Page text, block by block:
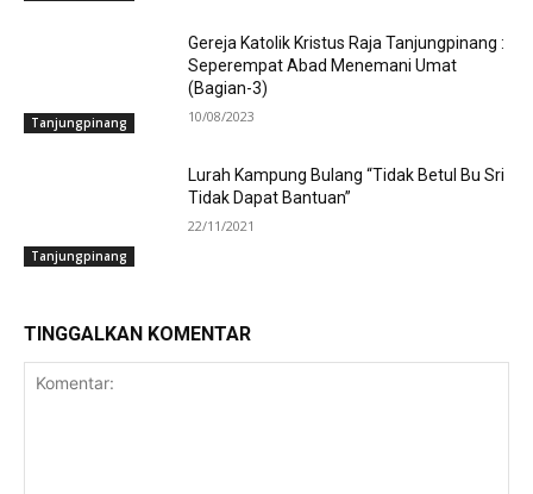
Tanjungpinang
Gereja Katolik Kristus Raja Tanjungpinang :
Seperempat Abad Menemani Umat
(Bagian-3)
10/08/2023
Tanjungpinang
Lurah Kampung Bulang “Tidak Betul Bu Sri
Tidak Dapat Bantuan”
22/11/2021
TINGGALKAN KOMENTAR